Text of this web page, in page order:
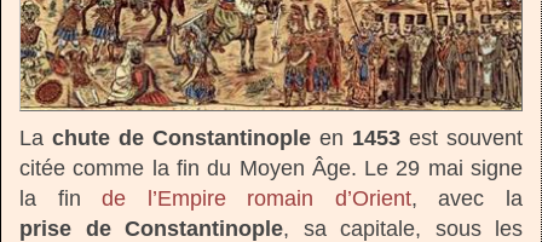
La chute de Constantinople en 1453 est souvent
citée comme la fin du Moyen Âge. Le 29 mai signe
la finde l’Empire romain d’Orient, avec la
prise de Constantinople, sa capitale, sous les